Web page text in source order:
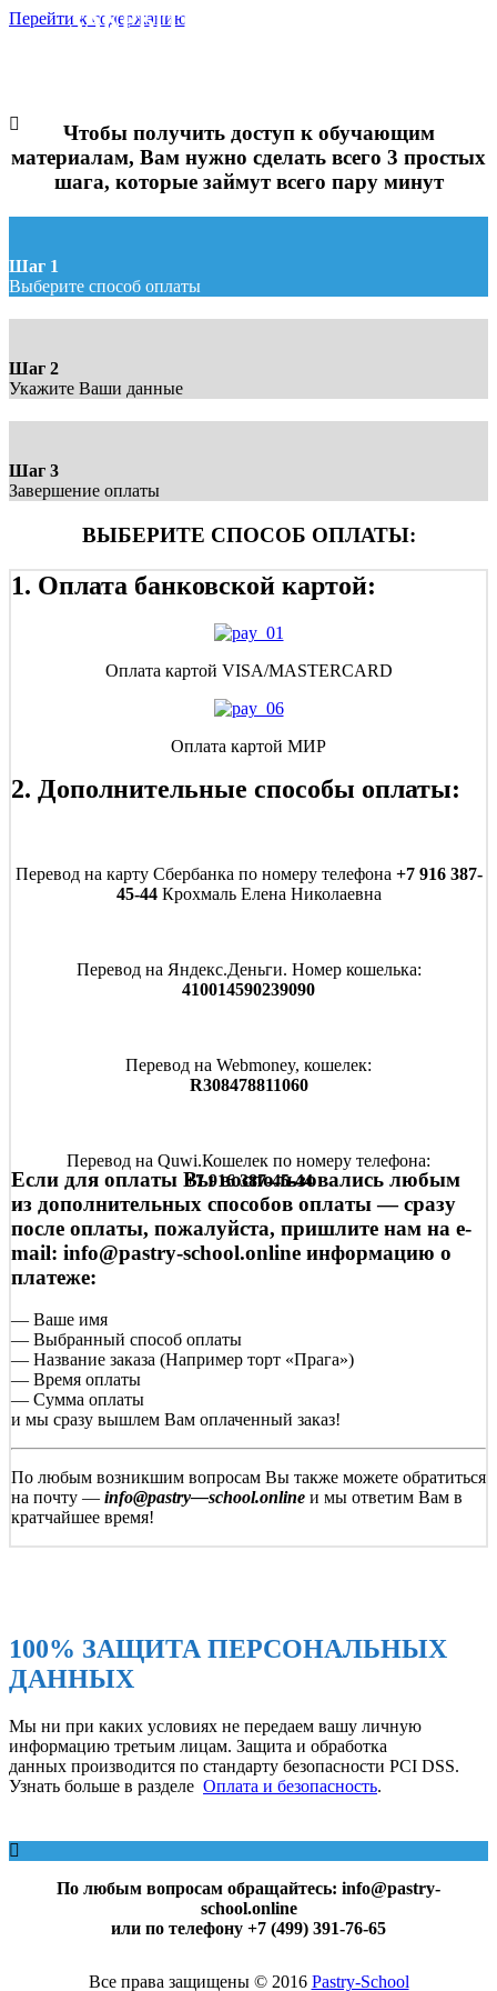
Перейти к содержанию
ЗАКРЫТЫЙ ПОШАГОВЫЙ
Чтобы получить доступ к обучающим
материалам, Вам нужно сделать всего 3 простых
шага, которые займут всего пару минут
Шаг 1
Выберите способ оплаты
Шаг 2
Укажите Ваши данные
Шаг 3
Завершение оплаты
ВЫБЕРИТЕ СПОСОБ ОПЛАТЫ:
1. Оплата банковской картой:
Оплата картой VISA/MASTERCARD
Оплата картой МИР
2. Дополнительные способы оплаты:
Перевод на карту Сбербанка по номеру телефона +7 916 387-
45-44Крохмаль Елена Николаевна
Перевод на Яндекс.Деньги. Номер кошелька:
410014590239090
Перевод на Webmoney, кошелек:
R308478811060
Перевод на Quwi.Кошелек по номеру телефона:
+7 916 387-45-44
Если для оплаты Вы воспользовались любым
из дополнительных способов оплаты — сразу
после оплаты, пожалуйста, пришлите нам на е-
mail: info@pastry-school.online информацию о
платеже:
— Ваше имя
— Выбранный способ оплаты
— Название заказа (Например торт «Прага»)
— Время оплаты
— Сумма оплаты
и мы сразу вышлем Вам оплаченный заказ!
По любым возникшим вопросам Вы также можете обратиться
на почту — info@pastry—school.online и мы ответим Вам в
кратчайшее время!
100% ЗАЩИТА ПЕРСОНАЛЬНЫХ
ДАННЫХ
Мы ни при каких условиях не передаем вашу личную
информацию третьим лицам. Защита и обработка
данных производится по стандарту безопасности PCI DSS.
Узнать больше в разделе Оплата и безопасность.
По любым вопросам обращайтесь: info@pastry-
school.online
или по телефону +7 (499) 391-76-65
Все права защищены © 2016 Pаstry-School